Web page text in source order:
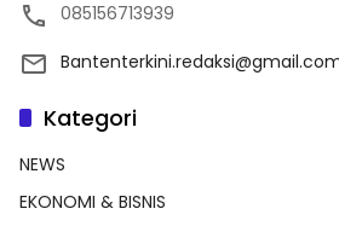
085156713939
Kategori
NEWS
EKONOMI & BISNIS